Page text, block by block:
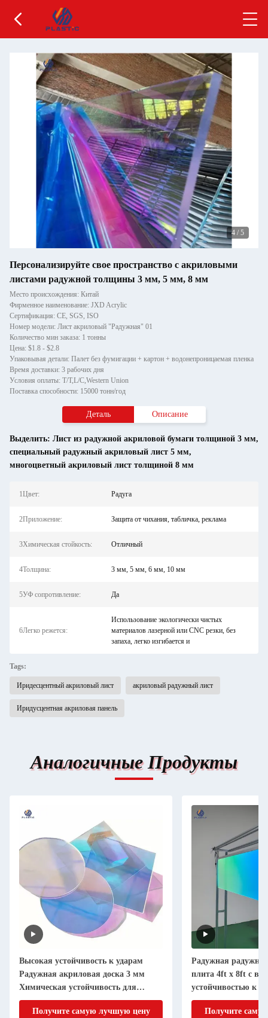
4 / 5
Персонализируйте свое пространство с акриловыми
листами радужной толщины 3 мм, 5 мм, 8 мм
Место происхождения: Китай
Фирменное наименование: JXD Acrylic
Сертификация: CE, SGS, ISO
Номер модели: Лист акриловый "Радужная" 01
Количество мин заказа: 1 тонны
Цена: $1.8 - $2.8
Упаковывая детали: Палет без фумигации + картон + водонепроницаемая пленка
Время доставки: 3 рабочих дня
Условия оплаты: T/T,L/C,Western Union
Поставка способности: 15000 тонн/год
Деталь Описание
Выделить: Лист из радужной акриловой бумаги толщиной 3 мм,
специальный радужный акриловый лист 5 мм,
многоцветный акриловый лист толщиной 8 мм
1Цвет: Радуга
2Приложение: Защита от чихания, табличка, реклама
3Химическая стойкость: Отличный
4Толщина: 3 мм, 5 мм, 6 мм, 10 мм
5УФ сопротивление: Да
6Легко режется:
Использование экологически чистых
материалов лазерной или CNC резки, без
запаха, легко изгибается и
Tags:
Иридесцентный акриловый лист акриловый радужный лист
Иридусцентная акриловая панель
Аналогичные Продукты
Высокая устойчивость к ударам
Радужная акриловая доска 3 мм
Химическая устойчивость для
украшения
Получите самую лучшую цену
Радужная
плита 4ft x 8ft с
устойчивостью к
Получите